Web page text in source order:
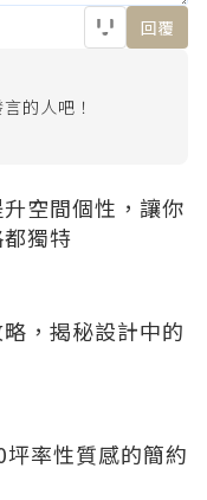
回覆
的人吧！
空間個性，讓你
獨特
，揭秘設計中的
率性質感的簡約